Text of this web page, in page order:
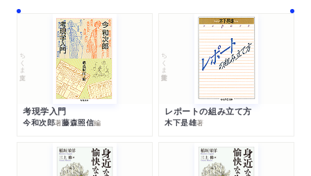
ちくま文庫
考現学入門
今和次郎著藤森照信編
ちくま学芸文庫
レポートの組み立て方
木下是雄著